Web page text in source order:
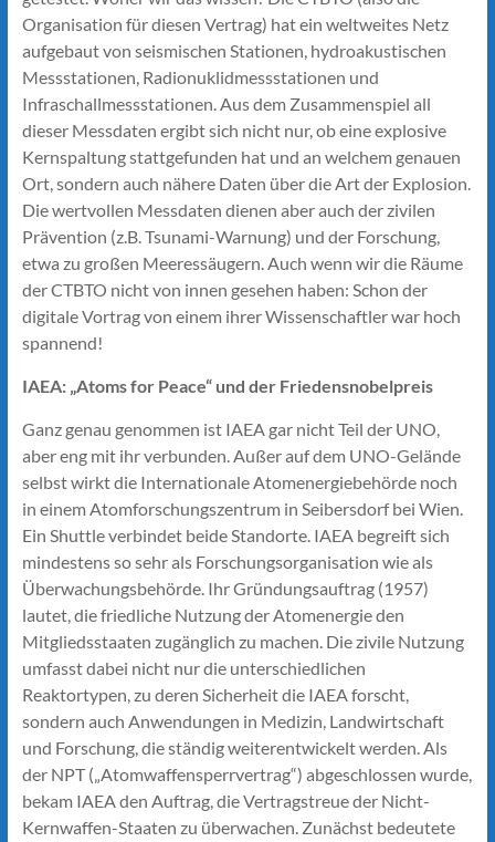
Organisation für diesen Vertrag) hat ein weltweites Netz
aufgebaut von seismischen Stationen, hydroakustischen
Messstationen, Radionuklid­messstationen und
Infraschallmessstationen. Aus dem Zusammenspiel all
dieser Messdaten ergibt sich nicht nur, ob eine explosive
Kernspaltung stattgefunden hat und an welchem genauen
Ort, sondern auch nähere Daten über die Art der Explosion.
Die wertvollen Messdaten dienen aber auch der zivilen
Prävention (z.B. Tsunami-Warnung) und der Forschung,
etwa zu großen Meeressäugern. Auch wenn wir die Räume
der CTBTO nicht von innen gesehen haben: Schon der
digitale Vortrag von einem ihrer Wissenschaftler war hoch
spannend!
IAEA: „Atoms for Peace“ und der Friedensnobelpreis
Ganz genau genommen ist IAEA gar nicht Teil der UNO,
aber eng mit ihr verbunden. Außer auf dem UNO-Gelände
selbst wirkt die Internationale Atomenergiebehörde noch
in einem Atomforschungszentrum in Seibersdorf bei Wien.
Ein Shuttle verbindet beide Standorte. IAEA begreift sich
mindestens so sehr als Forschungsorganisation wie als
Überwachungsbehörde. Ihr Gründungsauftrag (1957)
lautet, die friedliche Nutzung der Atomenergie den
Mitgliedsstaaten zugänglich zu machen. Die zivile Nutzung
umfasst dabei nicht nur die unterschiedlichen
Reaktortypen, zu deren Sicherheit die IAEA forscht,
sondern auch Anwendungen in Medizin, Landwirtschaft
und Forschung, die ständig weiterentwickelt werden. Als
der NPT („Atomwaffen­sperrvertrag“) abgeschlossen wurde,
bekam IAEA den Auftrag, die Vertragstreue der Nicht-
Kernwaffen-Staaten zu überwachen. Zunächst bedeutete